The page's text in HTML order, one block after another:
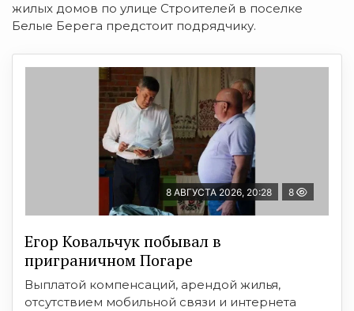
жилых домов по улице Строителей в поселке
Белые Берега предстоит подрядчику.
8 АВГУСТА 2026, 20:28 8
Егор Ковальчук побывал в
приграничном Погаре
Выплатой компенсаций, арендой жилья,
отсутствием мобильной связи и интернета